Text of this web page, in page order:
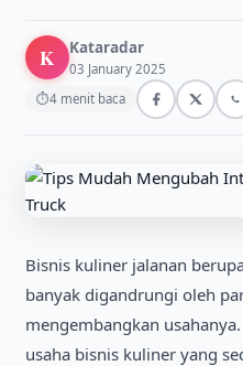
K Kataradar
03 January 2025
⏱4 menit baca
Bisnis kuliner jalanan
banyak digandrungi oleh
mengembangkan
usaha bisnis kuliner yang